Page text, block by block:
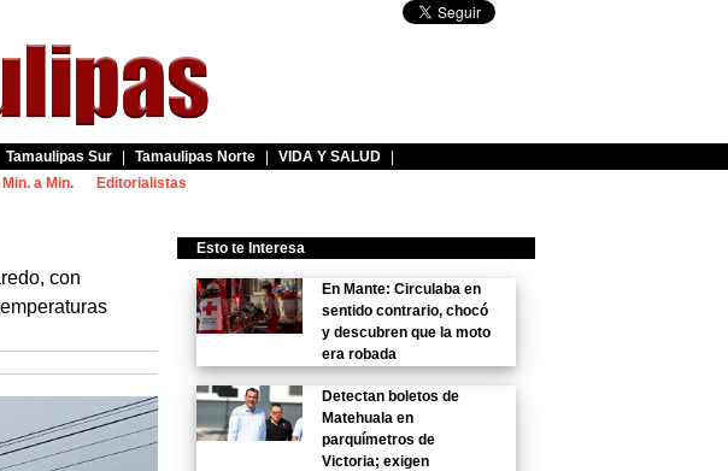
Tamaulipas Sur Tamaulipas Norte VIDA Y SALUD
Min. a Min. Editorialistas
con
Esto te Interesa
En Mante: Circulaba en
sentido contrario, chocó
y descubren que la moto
era robada
Detectan boletos de
Matehuala en
parquímetros de
Victoria; exigen